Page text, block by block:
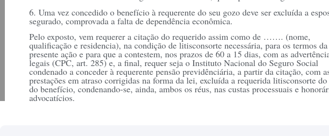
6. Uma vez concedido o benefício à requerente do seu gozo deve ser excluída a
segurado, comprovada a falta de dependência econômica.
Pelo exposto, vem requerer a citação do requerido assim como de ……. (nome,
qualificação e residencia), na condição de litisconsorte necessária, para os termos da
presente ação e para que a contestem, nos prazos de 60 a 15 dias, com as
legais (CPC, art. 285) e, a final, requer seja o Instituto Nacional do Seguro Social
condenado a conceder à requerente pensão previdênciária, a partir da citação, com
prestações em atraso corrigidas na forma da lei, excluída a requerida litisconsorte
do benefício, condenando-se, ainda, ambos os réus, nas custas processuais e
advocatícios.